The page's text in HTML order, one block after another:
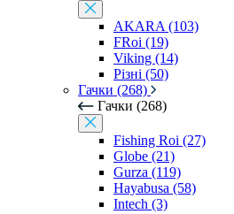
AKARA (103)
FRoi (19)
Viking (14)
Різні (50)
Гачки (268)
Гачки (268)
Fishing Roi (27)
Globe (21)
Gurza (119)
Hayabusa (58)
Intech (3)